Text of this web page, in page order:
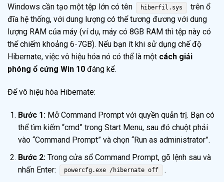
Windows cần tạo một tệp lớn có tên
hiberfil.sys
trên ổ
đĩa hệ thống, với dung lượng có thể tương đương với dung
lượng RAM của máy (ví dụ, máy có 8GB RAM thì tệp này có
thể chiếm khoảng 6-7GB). Nếu bạn ít khi sử dụng chế độ
Hibernate, việc vô hiệu hóa nó có thể là một cách giải
phóng ổ cứng Win 10 đáng kể.
Để vô hiệu hóa Hibernate:
Bước 1:Mở Command Prompt với quyền quản trị. Bạn có
thể tìm kiếm “cmd” trong Start Menu, sau đó chuột phải
vào “Command Prompt” và chọn “Run as administrator”.
Bước 2:Trong cửa sổ Command Prompt, gõ lệnh sau và
nhấn Enter:
powercfg.exe /hibernate off
.